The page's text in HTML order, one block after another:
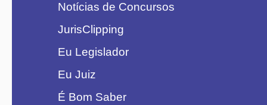
Notícias de Concursos
JurisClipping
Eu Legislador
Eu Juiz
É Bom Saber